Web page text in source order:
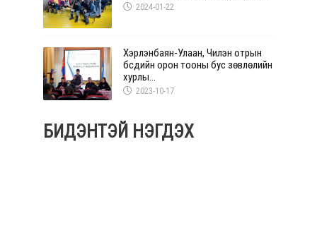
2024-01-22
Хэрлэнбаян-Улаан, Чилэн отрын
бүсүүдийн орон тооны бус зөвлөлийн
хурлы...
2023-10-17
БИДЭНТЭЙ НЭГДЭХ